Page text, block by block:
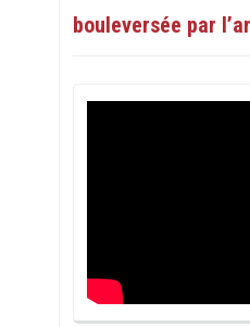
bouleversée par